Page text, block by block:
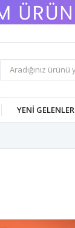
YENI GELENLER